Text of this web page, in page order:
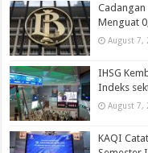
Cadangan
Menguat
August 7,
IHSG
Indeks
August 7,
KAQI